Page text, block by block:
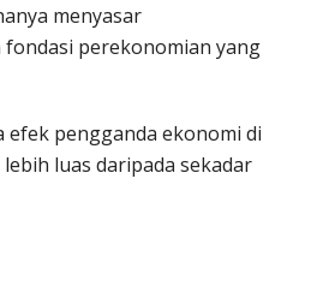
menyasar
perekonomian yang
pengganda ekonomi di
luas daripada sekadar